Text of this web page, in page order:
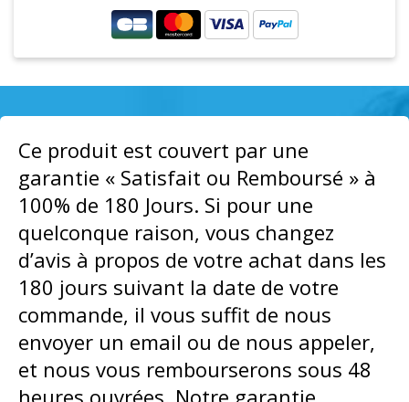
Ce produit est couvert par une
garantie « Satisfait ou Remboursé » à
100% de 180 Jours. Si pour une
quelconque raison, vous changez
d’avis à propos de votre achat dans les
180 jours suivant la date de votre
commande, il vous suffit de nous
envoyer un email ou de nous appeler,
et nous vous rembourserons sous 48
heures ouvrées. Notre garantie